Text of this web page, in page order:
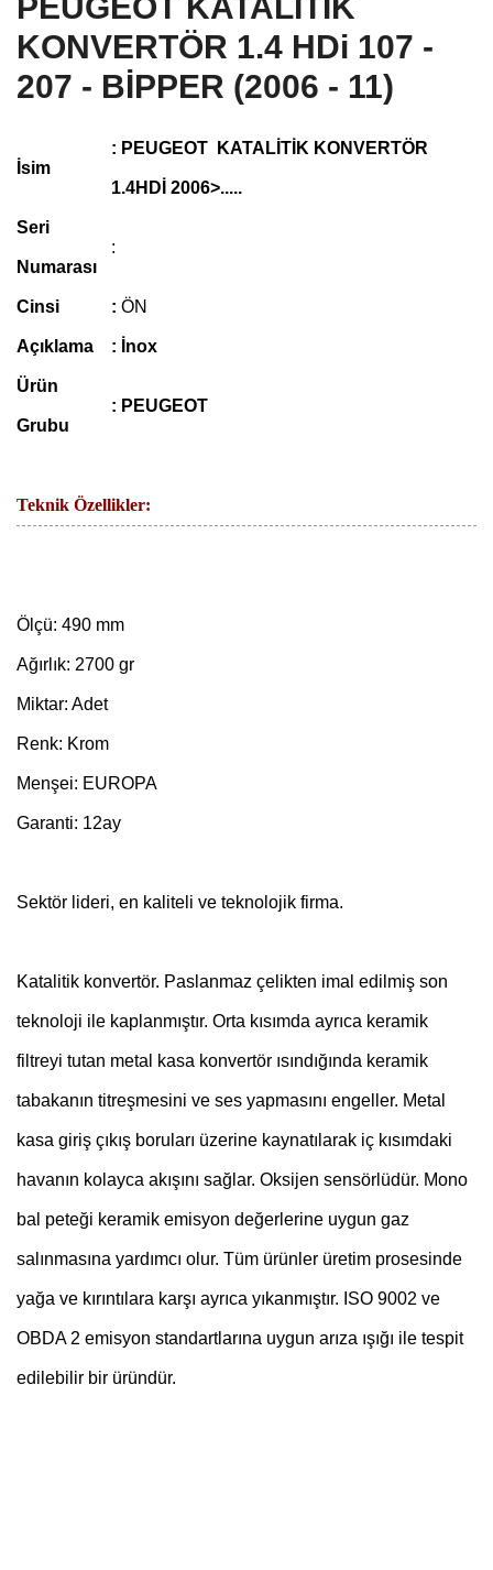
KONVERTÖR 1.4 HDi 107 -
207 - BİPPER (2006 - 11)
İsim
: PEUGEOT KATALİTİK KONVERTÖR
1.4HDİ 2006>.....
Seri
Numarası
:
Cinsi : ÖN
Açıklama : İnox
Ürün
Grubu
: PEUGEOT
Teknik Özellikler:
Ölçü: 490 mm
Ağırlık: 2700 gr
Miktar: Adet
Renk: Krom
Menşei: EUROPA
Garanti: 12ay
Sektör lideri, en kaliteli ve teknolojik firma.
Katalitik konvertör. Paslanmaz çelikten imal edilmiş son
teknoloji ile kaplanmıştır. Orta kısımda ayrıca keramik
filtreyi tutan metal kasa konvertör ısındığında keramik
tabakanın titreşmesini ve ses yapmasını engeller. Metal
kasa giriş çıkış boruları üzerine kaynatılarak iç kısımdaki
havanın kolayca akışını sağlar. Oksijen sensörlüdür. Mono
bal peteği keramik emisyon değerlerine uygun gaz
salınmasına yardımcı olur. Tüm ürünler üretim prosesinde
yağa ve kırıntılara karşı ayrıca yıkanmıştır. ISO 9002 ve
OBDA 2 emisyon standartlarına uygun arıza ışığı ile tespit
edilebilir bir üründür.